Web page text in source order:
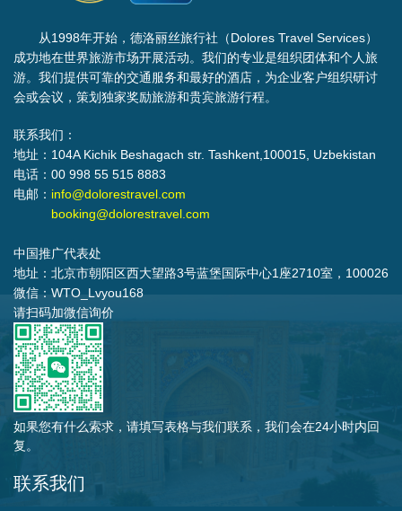
从1998年开始，德洛丽丝旅行社（Dolores Travel Services）
成功地在世界旅游市场开展活动。我们的专业是组织团体和个人旅
游。我们提供可靠的交通服务和最好的酒店，为企业客户组织研讨
会或会议，策划独家奖励旅游和贵宾旅游行程。
联系我们：
地址：104A Kichik Beshagach str. Tashkent,100015, Uzbekistan
电话：00 998 55 515 8883
电邮： info@dolorestravel.com
booking@dolorestravel.com
中国推广代表处
地址：北京市朝阳区西大望路3号蓝堡国际中心1座2710室，100026
微信：WTO_Lvyou168
请扫码加微信询价
如果您有什么索求，请填写表格与我们联系，我们会在24小时内回
复。
联系我们